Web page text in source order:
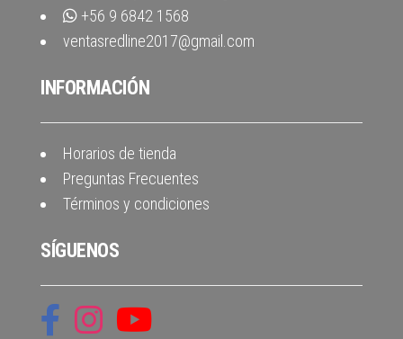
+56 9 6842 1568
ventasredline2017@gmail.com
INFORMACIÓN
Horarios de tienda
Preguntas Frecuentes
Términos y condiciones
SÍGUENOS